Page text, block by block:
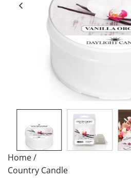
Home/
Country Candle